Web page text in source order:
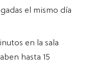
el mismo día
en la sala
hasta 15